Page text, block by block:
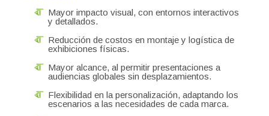
Mayor impacto visual, con entornos interactivos
y detallados.
Reducción de costos en montaje y logística de
exhibiciones físicas.
Mayor alcance, al permitir presentaciones a
audiencias globales sin desplazamientos.
Flexibilidad en la personalización, adaptando los
escenarios a las necesidades de cada marca.